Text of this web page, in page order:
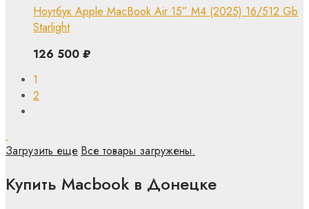
Ноутбук Apple MacBook Air 15” M4 (2025) 16/512 Gb
Starlight
126 500 ₽
1
2
Загрузить еще Все товары загружены.
Купить Macbook в Донецке